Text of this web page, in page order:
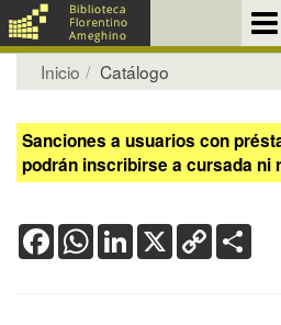
Inicio Catálogo
Sanciones a usuarios con
podrán inscribirse a cursada ni
FacebookWhatsApp
LinkedIn
X Copy
Link